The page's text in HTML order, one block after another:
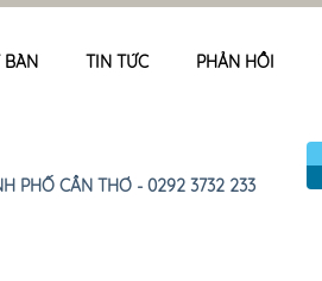
TIN TỨC PHẢN HỒI
PHỐ CẦN THƠ - 0292 3732 233